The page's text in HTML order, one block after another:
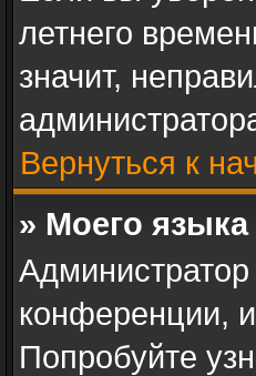
летнего
значит,
Вернуться к
» Моего языка
конференции,
Попробуйте